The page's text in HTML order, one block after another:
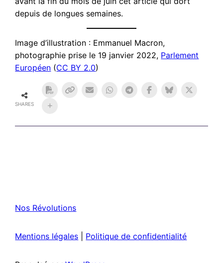
depuis de longues semaines.
Image d’illustration : Emmanuel Macron,
photographie prise le 19 janvier 2022, Parlement
Européen (CC BY 2.0)
SHARES
Nos Révolutions
Mentions légales Politique de confidentialité